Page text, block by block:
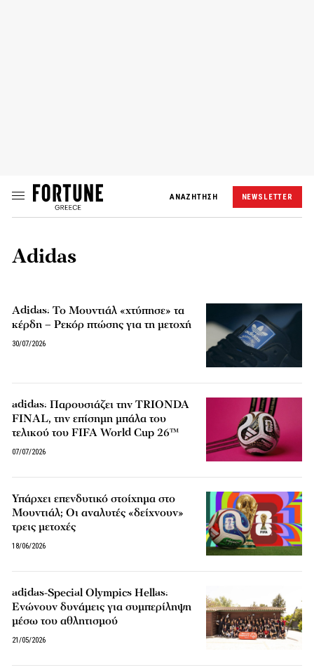
ΑΝΑΖΗΤΗΣΗ NEWSLETTER
Adidas
Adidas: Το Μουντιάλ «χτύπησε» τα
κέρδη – Ρεκόρ πτώσης για τη μετοχή
30/07/2026
adidas: Παρουσιάζει την TRIONDA
FINAL, την επίσημη μπάλα του
τελικού του FIFA World Cup 26™
07/07/2026
Υπάρχει επενδυτικό στοίχημα στο
Μουντιάλ; Οι αναλυτές «δείχνουν»
τρεις μετοχές
18/06/2026
adidas-Special Olympics Hellas:
Ενώνουν δυνάμεις για συμπερίληψη
μέσω του αθλητισμού
21/05/2026